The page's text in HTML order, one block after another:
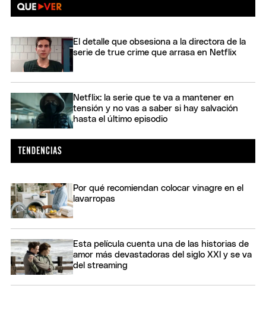
El detalle que obsesiona a la directora de la
serie de true crime que arrasa en Netflix
Netflix: la serie que te va a mantener en
tensión y no vas a saber si hay salvación
hasta el último episodio
Por qué recomiendan colocar vinagre en el
lavarropas
Esta película cuenta una de las historias de
amor más devastadoras del siglo XXI y se va
del streaming